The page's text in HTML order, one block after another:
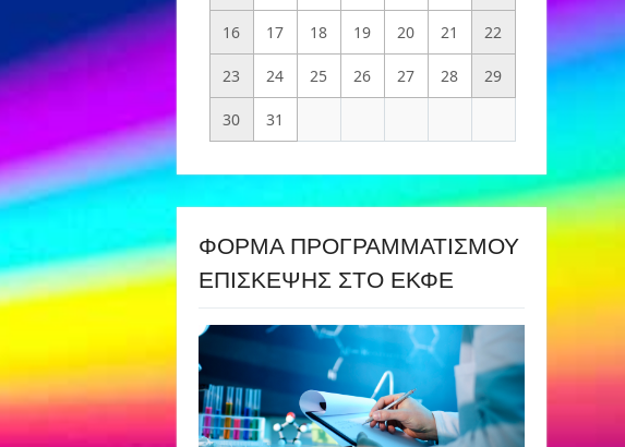
16 17 18 19 20 21 22
23 24 25 26 27 28 29
30 31
ΦΟΡΜΑ ΠΡΟΓΡΑΜΜΑΤΙΣΜΟΥ
ΕΠΙΣΚΕΨΗΣ ΣΤΟ ΕΚΦΕ